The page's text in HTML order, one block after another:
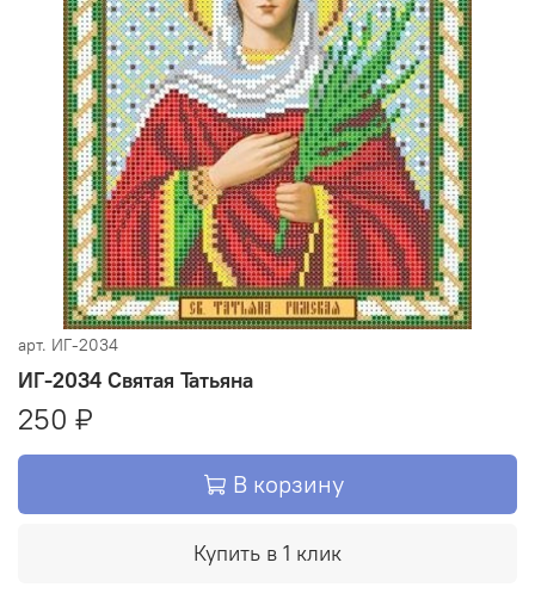
арт. ИГ-2034
ИГ-2034 Святая Татьяна
250 ₽
В корзину
Купить в 1 клик